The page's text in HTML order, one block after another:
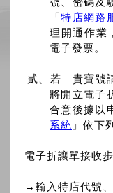
「特店網路
理開通作業
電子發票。
貳、若 貴寶號
將開立電子
合意後據以
系統 」依下
電子折讓單接收
→輸入特店代號